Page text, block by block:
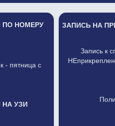
ПО НОМЕРУ
- пятница с
НА УЗИ
ЗАПИСЬ НА
Запись к